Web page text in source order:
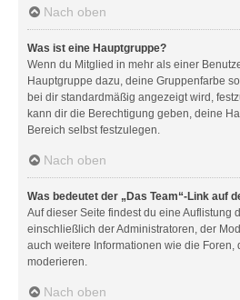
Nach oben
Was ist eine Hauptgruppe?
Wenn du Mitglied in mehr als einer
Hauptgruppe dazu, deine Gruppenfarbe
bei dir standardmäßig angezeigt wird,
kann dir die Berechtigung geben, deine
Bereich selbst festzulegen.
Nach oben
Was bedeutet der „Das Team“-Link auf
Auf dieser Seite findest du eine Auflistung
einschließlich der Administratoren, der
auch weitere Informationen wie die Foren,
moderieren.
Nach oben